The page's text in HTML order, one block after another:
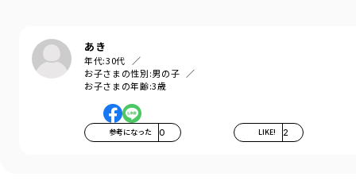
あき
年代:30代
お子さまの性別:男の子
お子さまの年齢:3歳
参考になった 0 LIKE! 2